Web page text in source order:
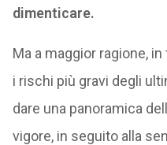
dimenticare.
Ma a maggior ragione,
i rischi più gravi degli
dare una panoramica
vigore, in seguito alla